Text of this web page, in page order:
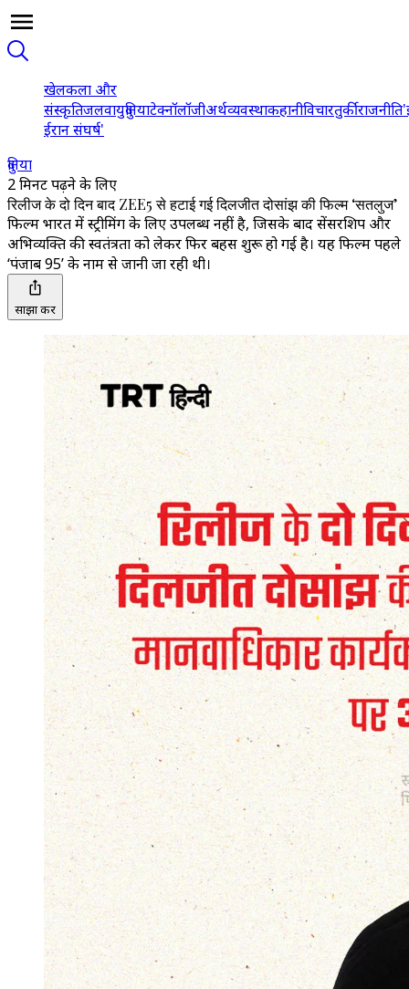
खेलकला और
संस्कृतिजलवायुदुनियाटेक्नॉलॉजीअर्थव्यवस्थाकहानीविचारतुर्कीराजनीति
ईरान संघर्ष'
दुनिया
2 मिनट पढ़ने के लिए
रिलीज के दो दिन बाद ZEE5 से हटाई गई दिलजीत दोसांझ की फिल्म ‘सतलुज’
फिल्म भारत में स्ट्रीमिंग के लिए उपलब्ध नहीं है, जिसके बाद सेंसरशिप और
अभिव्यक्ति की स्वतंत्रता को लेकर फिर बहस शुरू हो गई है। यह फिल्म पहले
‘पंजाब 95’ के नाम से जानी जा रही थी।
साझा करें